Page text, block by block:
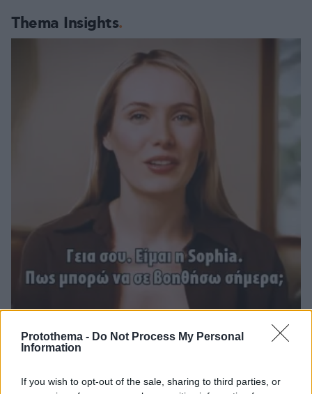
Protothema - Do Not Process My Personal
Information
If you wish to opt-out of the sale, sharing to third parties, or
Thema Insights
φοιτητές
30.07.2026, 09:33